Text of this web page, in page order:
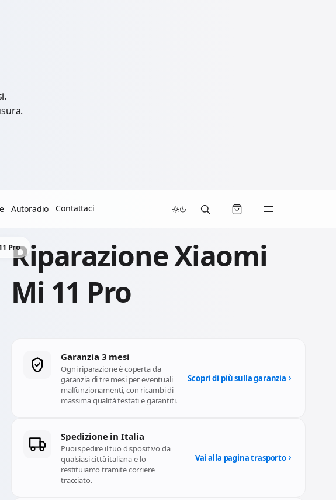
Autoradio Contattaci
Pro
Riparazione Xiaomi
Mi 11 Pro
Garanzia 3 mesi
Ogni riparazione è coperta da
garanzia di tre mesi per eventuali
malfunzionamenti, con ricambi di
massima qualità testati e garantiti.
Scopri di più sulla garanzia
Spedizione in Italia
Puoi spedire il tuo dispositivo da
qualsiasi città italiana e lo
restituiamo tramite corriere
tracciato.
Vai alla pagina trasporto